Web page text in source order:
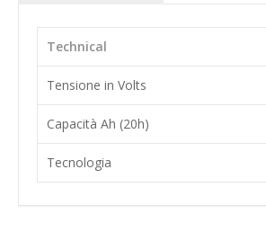
Technical
Tensione in Volts
Capacità Ah (20h)
Tecnologia